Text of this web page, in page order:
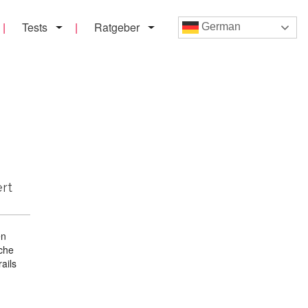
Tests Ratgeber German